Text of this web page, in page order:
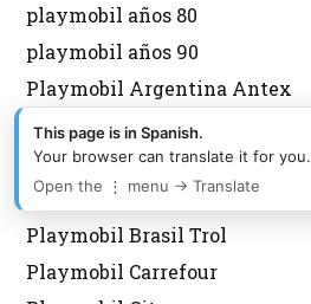
playmobil años 80
playmobil años 90
Playmobil Argentina Antex
Playmobil Asterix y Obelix
Playmobil aviones
Playmobil Belen
Playmobil Brasil Trol
Playmobil Carrefour
This page is in Spanish.
Your browser can translate it for you.
Open the ⋮ menu → Translate